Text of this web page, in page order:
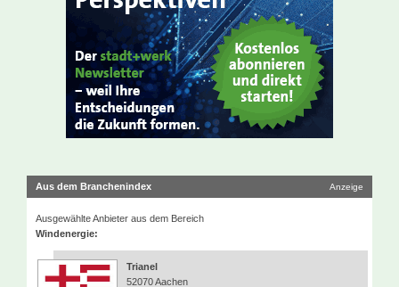
Aus dem Branchenindex Anzeige
Ausgewählte Anbieter aus dem Bereich
Windenergie:
Trianel
52070 Aachen